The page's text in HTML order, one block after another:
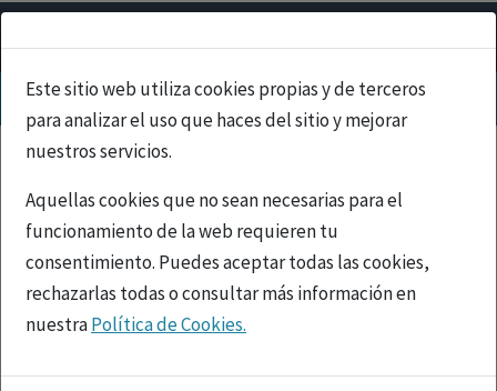
Este sitio web utiliza cookies propias y de terceros
para analizar el uso que haces del sitio y mejorar
nuestros servicios.
Aquellas cookies que no sean necesarias para el
funcionamiento de la web requieren tu
consentimiento. Puedes aceptar todas las cookies,
rechazarlas todas o consultar más información en
nuestraPolítica de Cookies.
Toda la información incluida en la Página Web está